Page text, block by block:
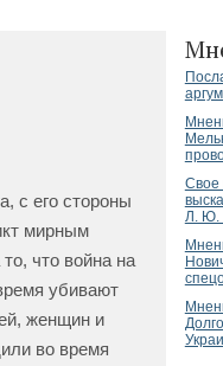
Свое
Л. Ю.
с его стороны
мирным
что война на
убивают
женщин и
во время